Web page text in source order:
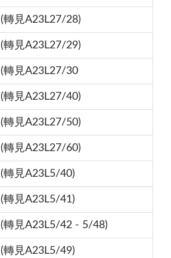
(轉見A23L27/28)
(轉見A23L27/29)
(轉見A23L27/30
(轉見A23L27/40)
(轉見A23L27/50)
(轉見A23L27/60)
(轉見A23L5/40)
(轉見A23L5/41)
(轉見A23L5/42 - 5/48)
(轉見A23L5/49)